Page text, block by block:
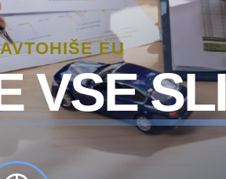
AVTOHIŠE EU
VSE